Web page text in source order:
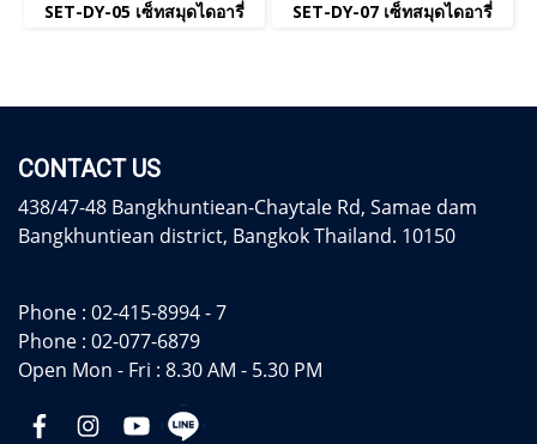
SET-DY-05 เซ็ทสมุดไดอารี่ SET-DY-07 เซ็ทสมุดไดอารี่
CONTACT US
438/47-48 Bangkhuntiean-Chaytale Rd, Samae dam
Bangkhuntiean district, Bangkok Thailand. 10150
Phone : 02-415-8994 - 7
Phone : 02-077-6879
Open Mon - Fri : 8.30 AM - 5.30 PM